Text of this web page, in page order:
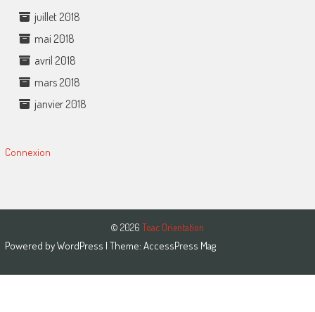
juillet 2018
mai 2018
avril 2018
mars 2018
janvier 2018
Connexion
© 2026 Toac Orientation
Powered byWordPress | Theme: AccessPress Mag